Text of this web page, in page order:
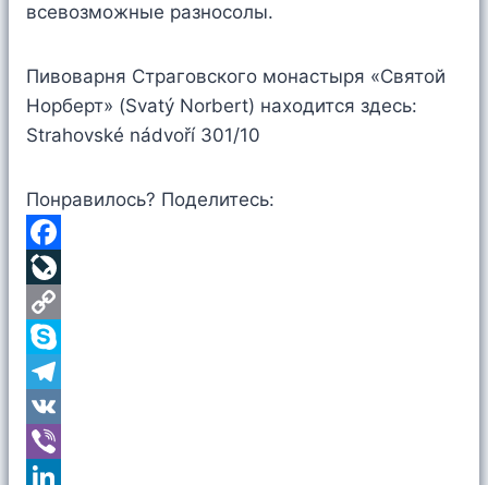
всевозможные разносолы.
Пивоварня Страговского монастыря «Святой
Норберт» (Svatý Norbert) находится здесь:
Strahovské nádvoří 301/10
Понравилось? Поделитесь:
F
a
c
e
b
o
o
L
v
e
J
o
C
o
p
y
L
S
k
y
p
T
e
V
K
V